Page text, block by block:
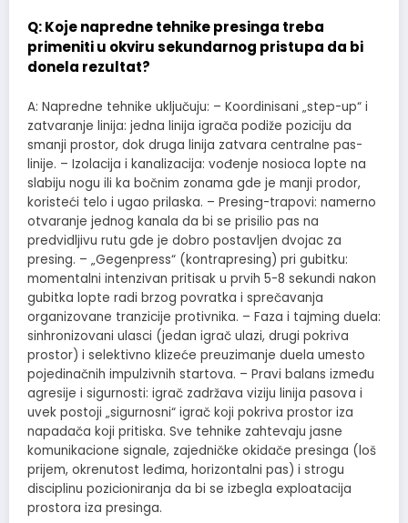
Q: Koje napredne tehnike presinga treba
primeniti u okviru sekundarnog pristupa da bi
donela rezultat?
A: Napredne tehnike uključuju: – Koordinisani „step-up“ i
zatvaranje linija: jedna linija igrača podiže poziciju da
smanji prostor, dok druga linija zatvara centralne pas-
linije. – Izolacija i kanalizacija: vođenje nosioca lopte na
slabiju nogu ili ka bočnim zonama gde je manji prodor,
koristeći telo i ugao prilaska. – Presing-trapovi: namerno
otvaranje jednog kanala da bi se prisilio pas na
predvidljivu rutu gde je dobro postavljen dvojac za
presing. – „Gegenpress“ (kontrapresing) pri gubitku:
momentalni intenzivan pritisak u prvih 5-8 sekundi nakon
gubitka lopte radi brzog povratka i sprečavanja
organizovane tranzicije protivnika. – Faza i tajming duela:
sinhronizovani ulasci (jedan igrač ulazi, drugi pokriva
prostor) i selektivno klizeće preuzimanje duela umesto
pojedinačnih impulzivnih startova. – Pravi balans između
agresije i sigurnosti: igrač zadržava viziju linija pasova i
uvek postoji „sigurnosni“ igrač koji pokriva prostor iza
napadača koji pritiska. Sve tehnike zahtevaju jasne
komunikacione signale, zajedničke okidače presinga (loš
prijem, okrenutost leđima, horizontalni pas) i strogu
disciplinu pozicioniranja da bi se izbegla exploatacija
prostora iza presinga.